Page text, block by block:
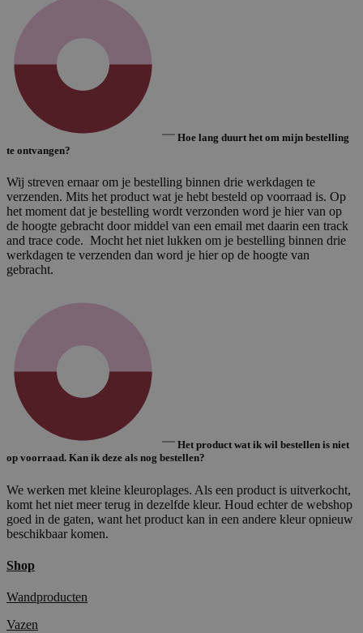
Hoe lang duurt het om mijn bestelling
te ontvangen?
Wij streven ernaar om je bestelling binnen drie werkdagen te
verzenden. Mits het product wat je hebt besteld op voorraad is. Op
het moment dat je bestelling wordt verzonden word je hier van op
de hoogte gebracht door middel van een email met daarin een track
and trace code. Mocht het niet lukken om je bestelling binnen drie
werkdagen te verzenden dan word je hier op de hoogte van
gebracht.
Het product wat ik wil bestellen is niet
op voorraad. Kan ik deze als nog bestellen?
We werken met kleine kleuroplages. Als een product is uitverkocht,
komt het niet meer terug in dezelfde kleur. Houd echter de webshop
goed in de gaten, want het product kan in een andere kleur opnieuw
beschikbaar komen.
Shop
Wandproducten
Vazen